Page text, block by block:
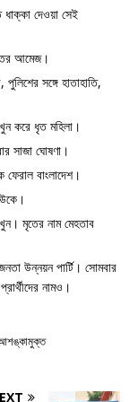
ধাক্কা দেওয়া সেই
আমেজ।
সঙ্গে হাতাহাতি,
করে ধৃত মহিলা।
সাজা ঘোষণা।
বাংলাদেশ।
মৃতের নাম মেহতাব
উন্নয়ন পার্টি। সোমবার
নামও।
আশঙ্কামুক্ত